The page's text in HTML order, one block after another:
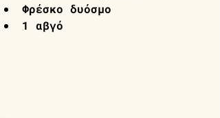
Φρέσκο δυόσμο
1 αβγό